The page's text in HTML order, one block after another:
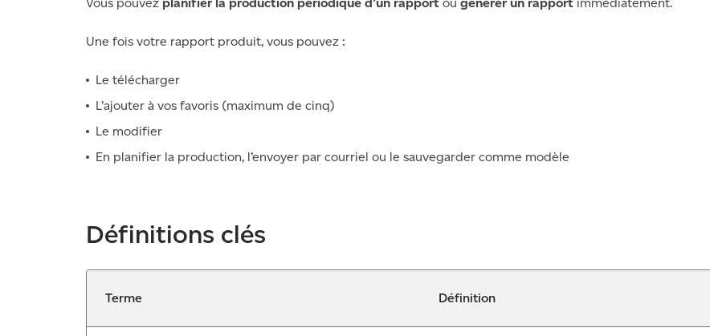
Une fois votre rapport produit, vous pouvez :
Le télécharger
L’ajouter à vos favoris (maximum de cinq)
Le modifier
En planifier la production, l’envoyer par courriel ou le sauvegarder comme modèle
Définitions clés
Terme Définition